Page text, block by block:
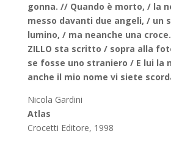
gonna. // Quando è morto, / la
messo davanti due angeli, / un
lumino, / ma neanche una croce.
ZILLO sta scritto / sopra alla
se fosse uno straniero / E lui la
anche il mio nome vi siete
Nicola Gardini
Atlas
Crocetti Editore, 1998